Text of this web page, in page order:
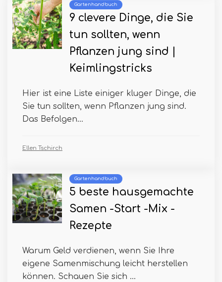
Gartenhandbuch
9 clevere Dinge, die Sie
tun sollten, wenn
Pflanzen jung sind |
Keimlingstricks
Hier ist eine Liste einiger kluger Dinge, die
Sie tun sollten, wenn Pflanzen jung sind.
Das Befolgen...
Ellen Tschirch
Gartenhandbuch
5 beste hausgemachte
Samen -Start -Mix -
Rezepte
Warum Geld verdienen, wenn Sie Ihre
eigene Samenmischung leicht herstellen
können. Schauen Sie sich ...